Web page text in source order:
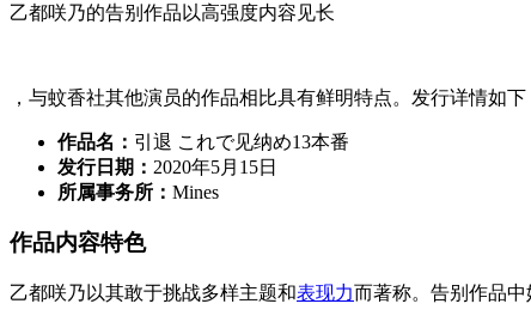
乙都咲乃的告别作品以高强度内容见长
，与蚊香社其他演员的作品相比具有鲜明特点。发行详情如下
作品名： 引退 これで见纳め13本番
发行日期： 2020年5月15日
所属事务所： Mines
作品内容特色
乙都咲乃以其敢于挑战多样主题和表现力而著称。告别作品